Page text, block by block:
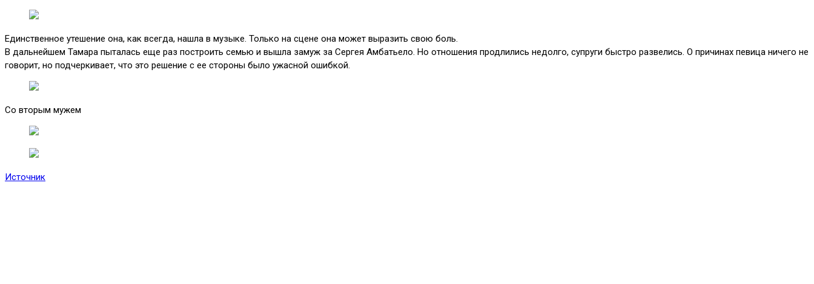
Единственное утешение она, как всегда, нашла в музыке. Только на сцене она может выразить свою боль.
В дальнейшем Тамара пыталась еще раз построить семью и вышла замуж за Сергея Амбатьело. Но отношения продлились недолго, супруги быстро развелись. О причинах певица ничего не
говорит, но подчеркивает, что это решение с ее стороны было ужасной ошибкой.
Со вторым мужем
Источник